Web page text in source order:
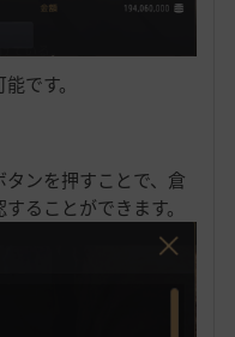
です。
ンを押すことで、倉
ることができます。